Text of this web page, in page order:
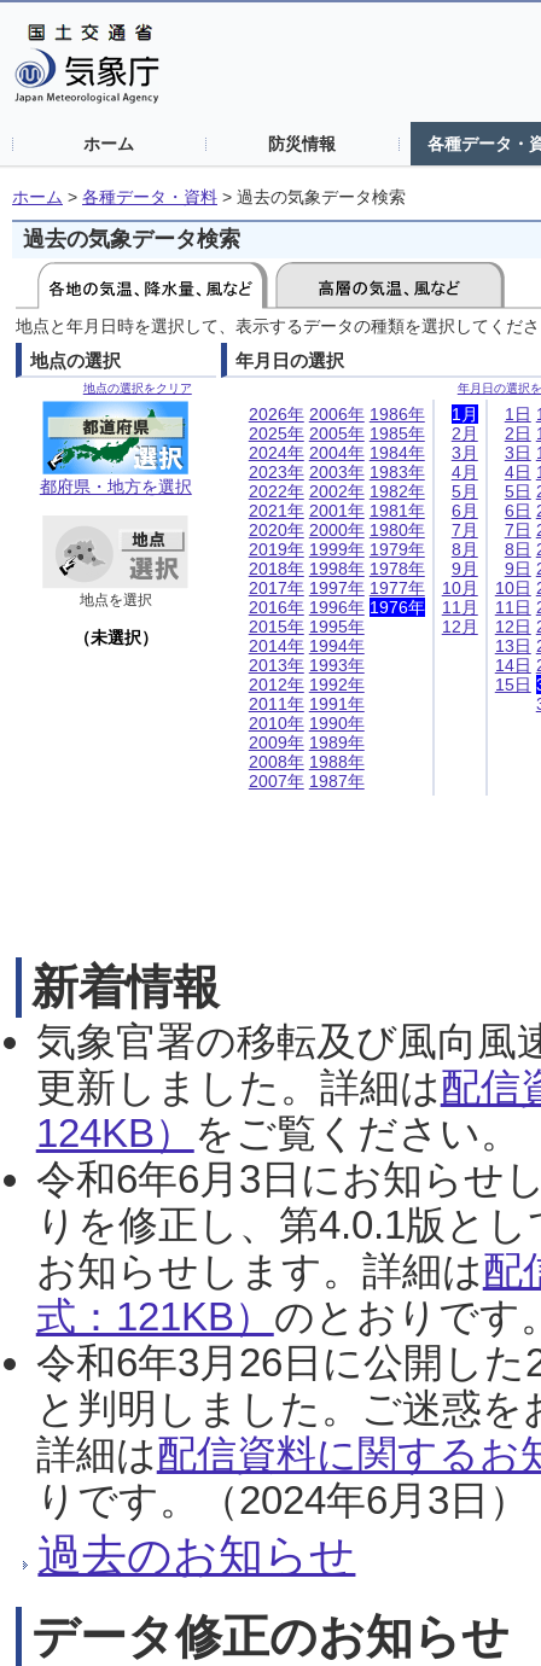
ホーム 防災情報 各種データ・
ホーム > 各種データ・資料 > 過去の気象データ検索
過去の気象データ検索
地点と年月日時を選択して、表示するデータの種類を選択してくだ
地点の選択
地点の選択をクリア
都府県・地方を選択
地点を選択
（未選択）
年月日の選択
年月日の選択
2026年
2025年
2024年
2023年
2022年
2021年
2020年
2019年
2018年
2017年
2016年
2015年
2014年
2013年
2012年
2011年
2010年
2009年
2008年
2007年
2006年
2005年
2004年
2003年
2002年
2001年
2000年
1999年
1998年
1997年
1996年
1995年
1994年
1993年
1992年
1991年
1990年
1989年
1988年
1987年
1986年
1985年
1984年
1983年
1982年
1981年
1980年
1979年
1978年
1977年
1976年
1月
2月
3月
4月
5月
6月
7月
8月
9月
10月
11月
12月
1日
2日
3日
4日
5日
6日
7日
8日
9日
10日
11日
12日
13日
14日
15日
新着情報
気象官署の移転及び風向風
更新しました。詳細は配信
124KB） をご覧ください。
令和6年6月3日にお知らせ
りを修正し、第4.0.1版と
お知らせします。詳細は配
式：121KB） のとおりです
令和6年3月26日に公開し
と判明しました。ご迷惑
詳細は配信資料に関するお
りです。（2024年6月3日）
過去のお知らせ
データ修正のお知らせ